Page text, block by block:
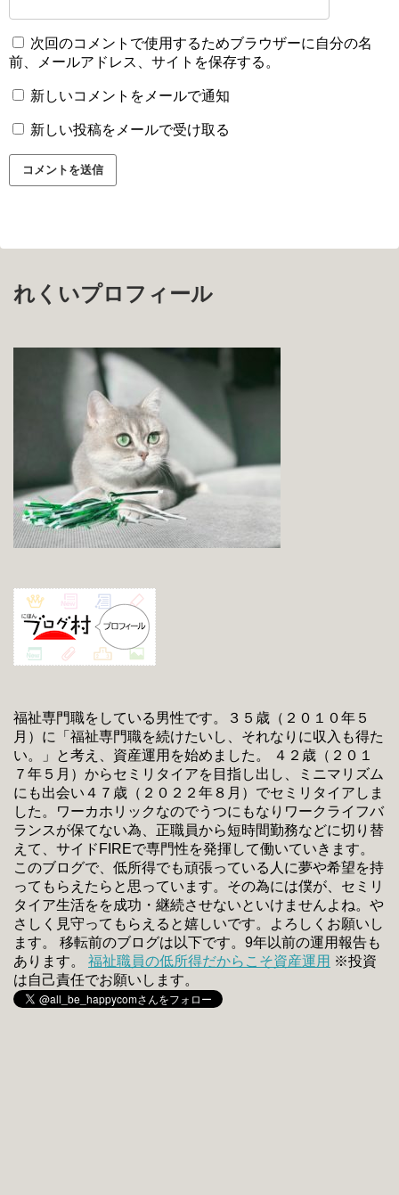
次回のコメントで使用するためブラウザーに自分の名
前、メールアドレス、サイトを保存する。
新しいコメントをメールで通知
新しい投稿をメールで受け取る
れくいプロフィール
福祉専門職をしている男性です。３５歳（２０１０年５
月）に「福祉専門職を続けたいし、それなりに収入も得た
い。」と考え、資産運用を始めました。 ４２歳（２０１
７年５月）からセミリタイアを目指し出し、ミニマリズム
にも出会い４７歳（２０２２年８月）でセミリタイアしま
した。ワーカホリックなのでうつにもなりワークライフバ
ランスが保てない為、正職員から短時間勤務などに切り替
えて、サイドFIREで専門性を発揮して働いていきます。
このブログで、低所得でも頑張っている人に夢や希望を持
ってもらえたらと思っています。その為には僕が、セミリ
タイア生活をを成功・継続させないといけませんよね。や
さしく見守ってもらえると嬉しいです。よろしくお願いし
ます。 移転前のブログは以下です。9年以前の運用報告も
あります。 福祉職員の低所得だからこそ資産運用 ※投資
は自己責任でお願いします。